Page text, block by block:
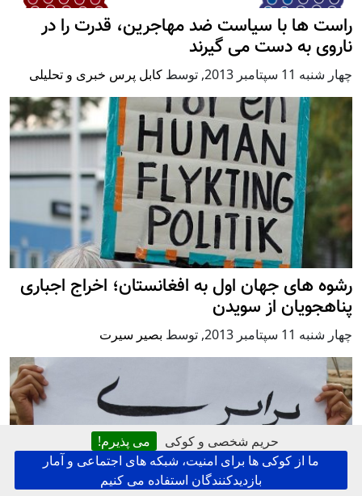
حریم شخصی و کوکی
می پذیرم!
ما از کوکی ها برای امنیت، شبکه های اجتماعی و آمار
بازدیدکنندگان استفاده می کنیم
راست ها با سیاست ضد مهاجرین، قدرت را در
ناروی به دست می گیرند
چهار شنبه 11 سپتامبر 2013 , توسط کابل پرس خبری و تحلیلی
رشوه های جهان اول به افغانستان؛ اخراج اجباری
پناهجویان از سویدن
چهار شنبه 11 سپتامبر 2013 , توسط بصیر سیرت